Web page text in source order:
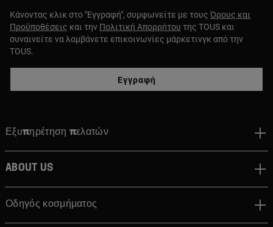
Κάνοντας κλικ στο "Εγγραφή", συμφωνείτε με τους Όρους και
Προϋποθέσεις και την Πολιτική Απορρήτου της TOUS και
συναινείτε να λαμβάνετε επικοινωνίες μάρκετινγκ από την
TOUS.
Εγγραφή
Εξυπηρέτηση πελατών
About us
Οδηγός κοσμήματος